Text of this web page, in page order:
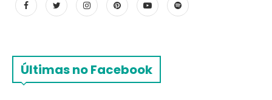
Últimas no Facebook